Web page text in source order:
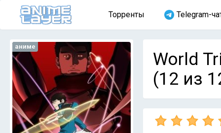
Торренты Telegram-
аниме
World
(12 из